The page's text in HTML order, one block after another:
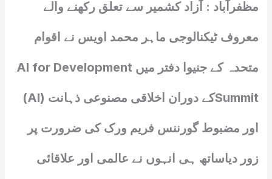
مظفرآباد : آزاد کشمیر سے تعلق رکھنے والے
معروف ٹیکنالوجی ماہر محمد اویس نے اقوام
متحدہ کے جنیوا دفتر میں AI for Development
Summitکے دوران اخلاقی مصنوعی ذہانت (AI)
اور مضبوط گورننس فریم ورک کی ضرورت پر
زور دیاساتھ ہی انہوں نے عالمی اور علاقائی